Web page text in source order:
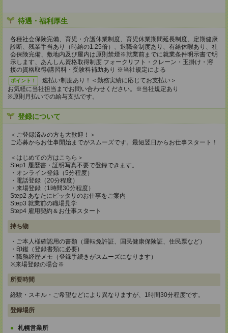
待遇・福利厚生
各種社会保険完備、育児・介護休業制度、育児休業期間延長制度、定期健康
診断、残業手当あり（時給の1.25倍）、退職金制度あり、有給休暇あり、社
会保険完備、敷地内及び屋内は原則禁煙※就業前までに就業条件明示書で明
示します、あんしん資格取得制度 フォークリフト・クレーン・玉掛け・溶
接の資格取得/講習料・受験料補助あり ※当社規定による
ポイント！
速払い制度あり！＜勤務実績に応じてお支払い＞
お気軽に当社担当までお問い合わせください。※当社規定あり
※原則月払いでの給与支払です。
登録について
＜ご登録済みの方も大歓迎！＞
ご応募からお仕事開始までがスムーズです。最短翌日からお仕事スタート！
＜はじめての方はこちら＞
Step1 履歴書・証明写真不要で登録できます。
・オンライン登録（5分程度）
・電話登録（20分程度）
・来場登録（1時間30分程度）
Step2 あなたにピッタリのお仕事をご案内
Step3 就業前の職場見学
Step4 雇用契約＆お仕事スタート
持ち物
・ご本人様確認用の書類（運転免許証、国民健康保険証、住民票など）
・印鑑（登録書類に必要)
・職務経歴メモ（登録手続きがスムーズになります）
※来場登録の場合※
所要時間
経験・スキル・ご希望などにより異なりますが、1時間30分程度です。
登録場所
札幌営業所